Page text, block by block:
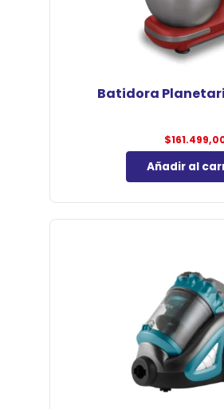
Batidora
$
Añadir al